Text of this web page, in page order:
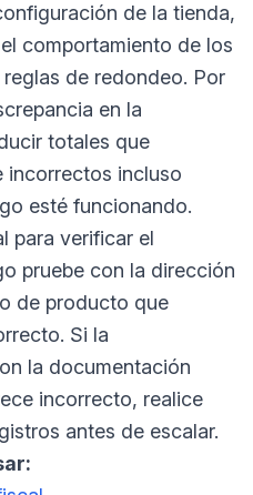
de la tienda,
comportamiento de los
de redondeo. Por
en la
totales que
incorrectos incluso
esté funcionando.
para verificar el
pruebe con la dirección
de producto que
Si la
la documentación
incorrecto, realice
antes de escalar.